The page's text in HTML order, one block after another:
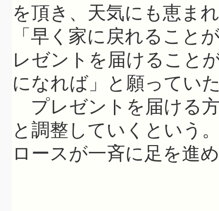
を頂き、天気にも恵ま
「早く家に戻れること
レゼントを届けること
になれば」と願ってい
プレゼントを届ける
と調整していくという
ロースが一斉に足を進